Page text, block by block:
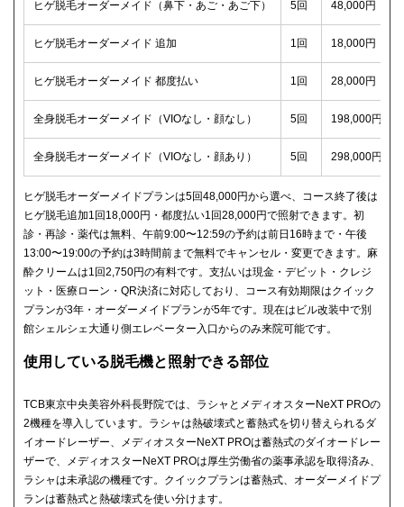
ヒゲ脱毛オーダーメイド（鼻下・あご・あご下） 5回 48,000円（税
ヒゲ脱毛オーダーメイド 追加 1回 18,000円（税
ヒゲ脱毛オーダーメイド 都度払い 1回 28,000円（税
全身脱毛オーダーメイド（VIOなし・顔なし） 5回 198,000円（
全身脱毛オーダーメイド（VIOなし・顔あり） 5回 298,000円（
ヒゲ脱毛オーダーメイドプランは5回48,000円から選べ、コース終了後は
ヒゲ脱毛追加1回18,000円・都度払い1回28,000円で照射できます。初
診・再診・薬代は無料、午前9:00〜12:59の予約は前日16時まで・午後
13:00〜19:00の予約は3時間前まで無料でキャンセル・変更できます。麻
酔クリームは1回2,750円の有料です。支払いは現金・デビット・クレジ
ット・医療ローン・QR決済に対応しており、コース有効期限はクイック
プランが3年・オーダーメイドプランが5年です。現在はビル改装中で別
館シェルシェ大通り側エレベーター入口からのみ来院可能です。
使用している脱毛機と照射できる部位
TCB東京中央美容外科長野院では、ラシャとメディオスターNeXT PROの
2機種を導入しています。ラシャは熱破壊式と蓄熱式を切り替えられるダ
イオードレーザー、メディオスターNeXT PROは蓄熱式のダイオードレー
ザーで、メディオスターNeXT PROは厚生労働省の薬事承認を取得済み、
ラシャは未承認の機種です。クイックプランは蓄熱式、オーダーメイドプ
ランは蓄熱式と熱破壊式を使い分けます。